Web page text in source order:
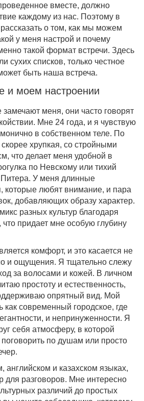
вместе, должно
каждому из нас. Поэтому в
о том, как мы можем
у меня настрой и почему
такой формат встречи. Здесь
сухих списков, только честное
быть наша встреча.
и моем настроении
меня, они часто говорят
Мне 24 года, и я чувствую
в собственном теле. По
хрупкая, со стройными
что делает меня удобной в
по Невскому или тихий
У меня длинные
которые любят внимание, и пара
добавляющих образу характер.
разных культур благодаря
придает мне особую глубину
комфорт, и это касается не
и ощущения. Я тщательно слежу
за волосами и кожей. В личном
простоту и естественность,
опрятный вид. Мой
как современный городское, где
и непринуженности. Я
себя атмосферу, в которой
поговорить по душам или просто
английском и казахском языках,
для разговоров. Мне интересно
различий до простых